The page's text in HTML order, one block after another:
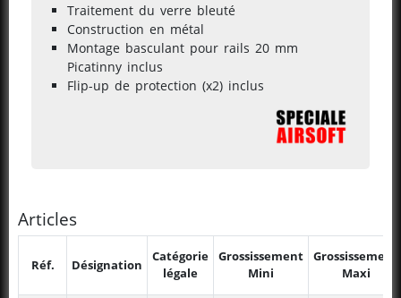
Traitement du verre bleuté
Construction en métal
Montage basculant pour rails 20 mm
Picatinny inclus
Flip-up de protection (x2) inclus
Articles
Réf. Désignation
Catégorie
légale
Grossissement
Mini
Grossissement
Maxi